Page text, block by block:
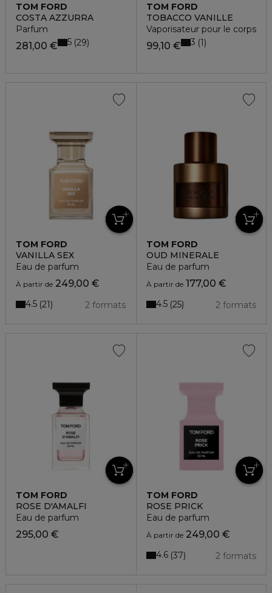
TOM FORD
COSTA AZZURRA
Parfum
281,00 € 5 29
TOM FORD
TOBACCO VANILLE
Vaporisateur pour le corps
99,10 € 3 1
TOM FORD
VANILLA SEX
Eau de parfum
À partir de 249,00 €
2 formats
4.5 21
TOM FORD
OUD MINERALE
Eau de parfum
À partir de177,00 €
2 formats
4.5 25
TOM FORD
ROSE D'AMALFI
Eau de parfum
295,00 €
TOM FORD
ROSE PRICK
Eau de parfum
À partir de249,00 €
2 formats
4.6 37